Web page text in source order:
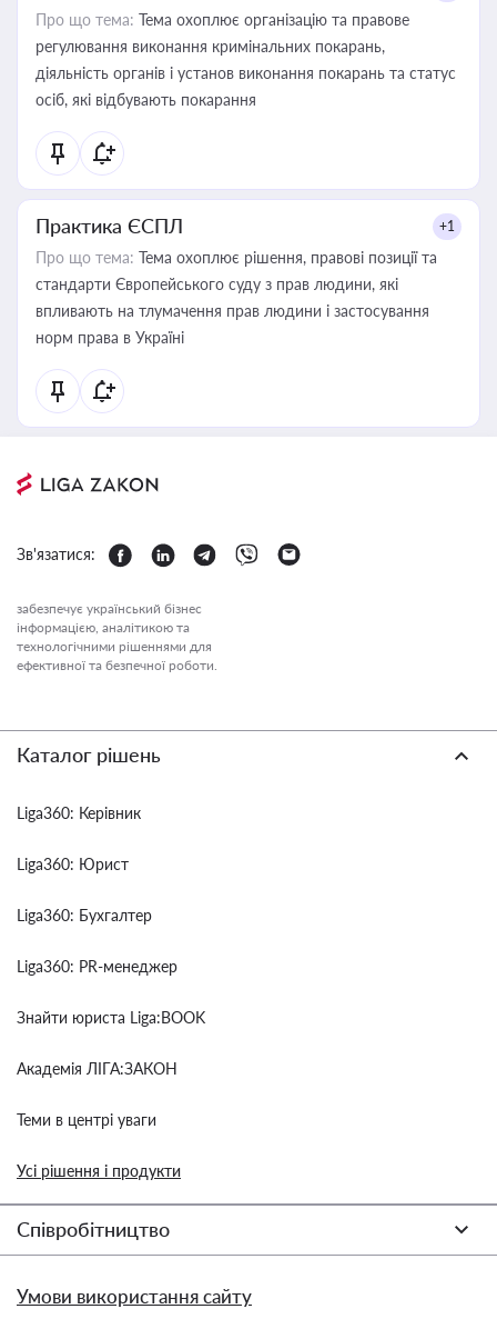
Про що тема: Тема охоплює організацію та правове
регулювання виконання кримінальних покарань,
діяльність органів і установ виконання покарань та статус
осіб, які відбувають покарання
Практика ЄСПЛ +1
Про що тема: Тема охоплює рішення, правові позиції та
стандарти Європейського суду з прав людини, які
впливають на тлумачення прав людини і застосування
норм права в Україні
Зв'язатися:
забезпечує український бізнес
інформацією, аналітикою та
технологічними рішеннями для
ефективної та безпечної роботи.
Каталог рішень
Liga360: Керівник
Liga360: Юрист
Liga360: Бухгалтер
Liga360: PR-менеджер
Знайти юриста Liga:BOOK
Академія ЛІГА:ЗАКОН
Теми в центрі уваги
Усі рішення і продукти
Співробітництво
Умови використання сайту